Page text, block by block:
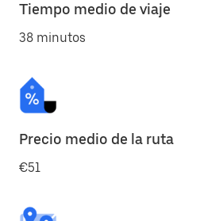
Tiempo medio de viaje
38 minutos
Precio medio de la ruta
€51